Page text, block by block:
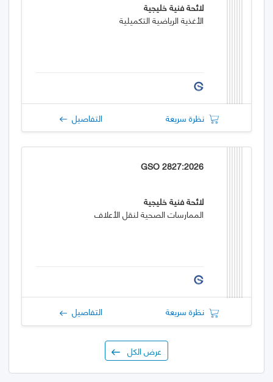
لائحة فنية خليجية
الأغذية الرياضية التكميلية
نظرة سريعة التفاصيل
GSO 2827:2026
لائحة فنية خليجية
الممارسات الصحية لنقل الأعلاف
نظرة سريعة التفاصيل
عرض الكل